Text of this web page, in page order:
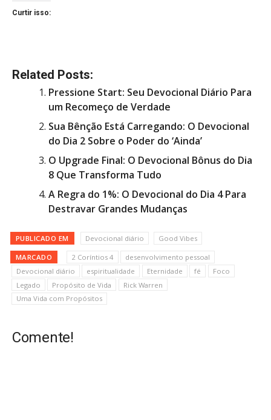
Curtir isso:
Related Posts:
Pressione Start: Seu Devocional Diário Para
um Recomeço de Verdade
Sua Bênção Está Carregando: O Devocional
do Dia 2 Sobre o Poder do ‘Ainda’
O Upgrade Final: O Devocional Bônus do Dia
8 Que Transforma Tudo
A Regra do 1%: O Devocional do Dia 4 Para
Destravar Grandes Mudanças
PUBLICADO EM Devocional diário Good Vibes
MARCADO 2 Coríntios 4
desenvolvimento pessoal
Devocional diário
espiritualidade Eternidade fé
Foco
Legado
Propósito de Vida
Rick Warren
Uma Vida com Propósitos
Comente!